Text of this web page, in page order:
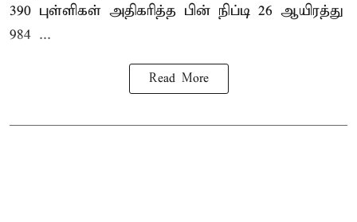
390 புள்ளிகள் அதிகரித்த பின் நிப்டி 26 ஆயிரத்து
984 ...
Read More